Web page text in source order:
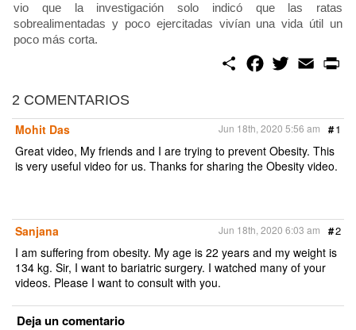
vio que la investigación solo indicó que las ratas
sobrealimentadas y poco ejercitadas vivían una vida útil un
poco más corta.
S
o
o
k
w
e
r
E
m
2 COMENTARIOS
Mohit Das
#1
Jun 18th, 2020 5:56 am
Great video, My friends and I are trying to prevent Obesity. This
is very useful video for us. Thanks for sharing the Obesity video.
Sanjana #2
Jun 18th, 2020 6:03 am
I am suffering from obesity. My age is 22 years and my weight is
134 kg. Sir, I want to bariatric surgery. I watched many of your
videos. Please I want to consult with you.
Deja un comentario